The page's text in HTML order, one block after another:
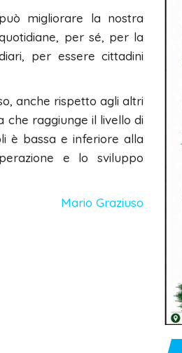
migliorare la nostra
per sé, per la
per essere cittadini
anche rispetto agli altri
che raggiunge il livello di
è bassa e inferiore alla
e lo sviluppo
Mario Graziuso